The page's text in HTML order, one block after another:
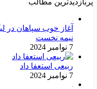
پربازدیدترین مطالب
نیمه نخست
7 نوامبر 2024
ربیعی استعفا داد
7 نوامبر 2024